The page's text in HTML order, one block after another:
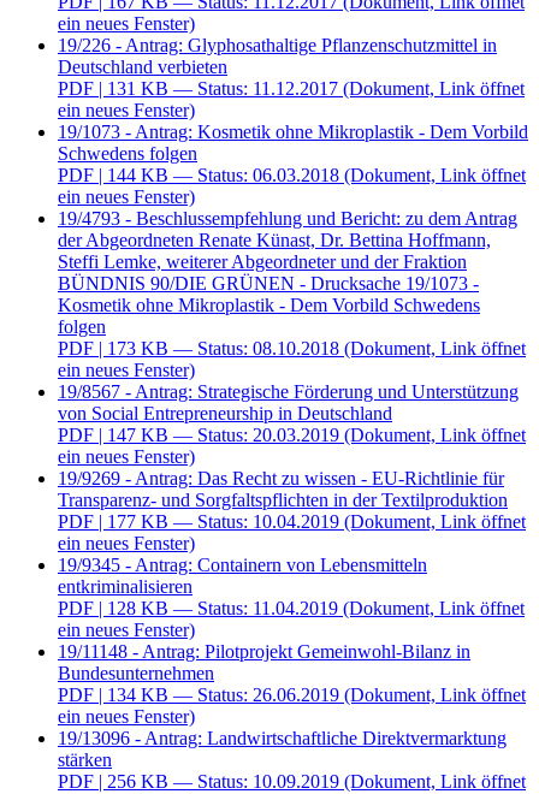
ein neues Fenster)
19/226 - Antrag: Glyphosathaltige Pflanzenschutzmittel in
Deutschland verbieten
PDF | 131 KB — Status: 11.12.2017 (Dokument, Link öffnet
ein neues Fenster)
19/1073 - Antrag: Kosmetik ohne Mikroplastik - Dem Vorbild
Schwedens folgen
PDF | 144 KB — Status: 06.03.2018 (Dokument, Link öffnet
ein neues Fenster)
19/4793 - Beschlussempfehlung und Bericht: zu dem Antrag
der Abgeordneten Renate Künast, Dr. Bettina Hoffmann,
Steffi Lemke, weiterer Abgeordneter und der Fraktion
BÜNDNIS 90/DIE GRÜNEN - Drucksache 19/1073 -
Kosmetik ohne Mikroplastik - Dem Vorbild Schwedens
folgen
PDF | 173 KB — Status: 08.10.2018 (Dokument, Link öffnet
ein neues Fenster)
19/8567 - Antrag: Strategische Förderung und Unterstützung
von Social Entrepreneurship in Deutschland
PDF | 147 KB — Status: 20.03.2019 (Dokument, Link öffnet
ein neues Fenster)
19/9269 - Antrag: Das Recht zu wissen - EU-Richtlinie für
Transparenz- und Sorgfaltspflichten in der Textilproduktion
PDF | 177 KB — Status: 10.04.2019 (Dokument, Link öffnet
ein neues Fenster)
19/9345 - Antrag: Containern von Lebensmitteln
entkriminalisieren
PDF | 128 KB — Status: 11.04.2019 (Dokument, Link öffnet
ein neues Fenster)
19/11148 - Antrag: Pilotprojekt Gemeinwohl-Bilanz in
Bundesunternehmen
PDF | 134 KB — Status: 26.06.2019 (Dokument, Link öffnet
ein neues Fenster)
19/13096 - Antrag: Landwirtschaftliche Direktvermarktung
stärken
PDF | 256 KB — Status: 10.09.2019 (Dokument, Link öffnet